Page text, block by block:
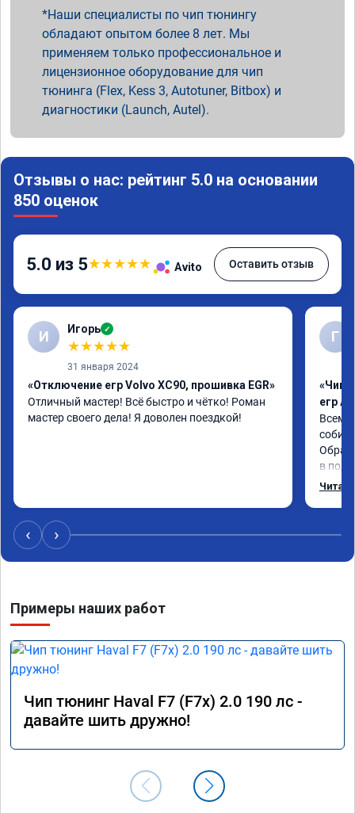
Наши специалисты по чип тюнингу
обладают опытом более 8 лет. Мы
применяем только профессиональное и
лицензионное оборудование для чип
тюнинга (Flex, Kess 3, Autotuner, Bitbox) и
диагностики (Launch, Autel).
Отзывы о нас: рейтинг 5.0 на основании
850 оценок
5.0 из 5★★★★★ Avito Оставить отзыв
И Игорь ✓
★★★★★
31 января 2024
«Отключение егр Volvo XC90, прошивка EGR»
Отличный мастер! Всё быстро и чётко! Роман
мастер своего дела! Я доволен поездкой!
Г
«Чип
егр
Всем
в
‹ ›
Примеры наших работ
Чип тюнинг Haval F7 (F7x) 2.0 190 лс -
давайте шить дружно!